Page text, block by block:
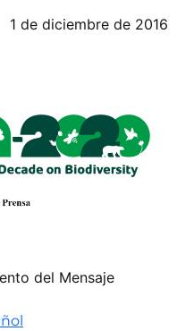
1 de diciembre de 2016
del Mensaje